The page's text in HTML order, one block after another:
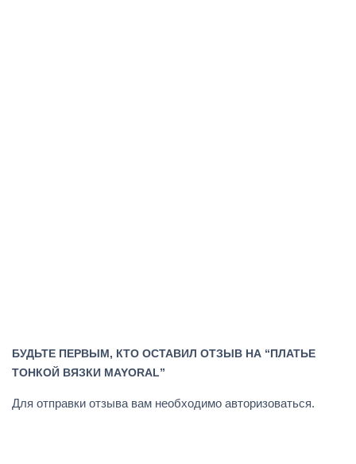
БУДЬТЕ ПЕРВЫМ, КТО ОСТАВИЛ ОТЗЫВ НА “ПЛАТЬЕ
ТОНКОЙ ВЯЗКИ MAYORAL”
Для отправки отзыва вам необходимо авторизоваться.